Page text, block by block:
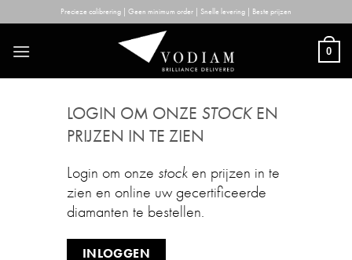
to
content
Precieze calibrering | Geen minimum order | Snelle levering | Beste prijzen
0
LOGIN OM ONZE STOCKEN
PRIJZEN IN TE ZIEN
Login om onze stock en prijzen in te
zien en online uw gecertificeerde
diamanten te bestellen.
INLOGGEN